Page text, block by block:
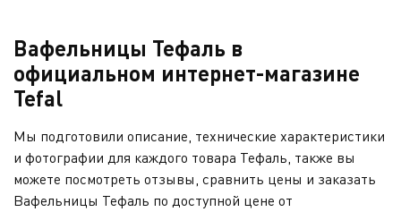
Вафельницы Тефаль в
официальном интернет-магазине
Tefal
Мы подготовили описание, технические характеристики
и фотографии для каждого товара Тефаль, также вы
можете посмотреть отзывы, сравнить цены и заказать
Вафельницы Тефаль по доступной цене от